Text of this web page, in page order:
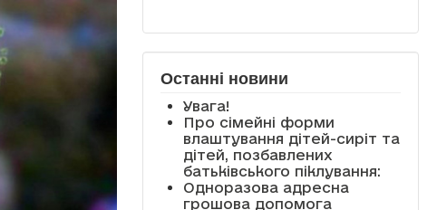
Останні новини
Увага!
Про сімейні форми
влаштування дітей-сиріт та
дітей, позбавлених
батьківського піклування:
Одноразова адресна
грошова допомога